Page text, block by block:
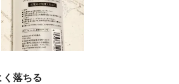
く落ちる